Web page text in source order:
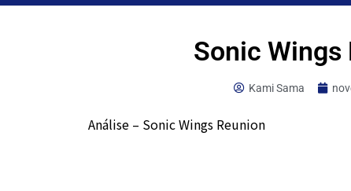
Sonic
Kami Sama
Análise – Sonic Wings Reunion